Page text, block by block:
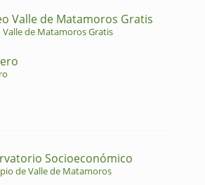
Valle de Matamoros Gratis
Valle de Matamoros Gratis
Socioeconómico
de Valle de Matamoros